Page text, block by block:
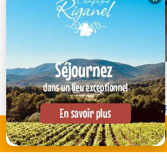
Roussillon
La Tables des Ocres
DécouvrezLA BASTIDE-DES-
Luberon.fr
Trouvez un logement